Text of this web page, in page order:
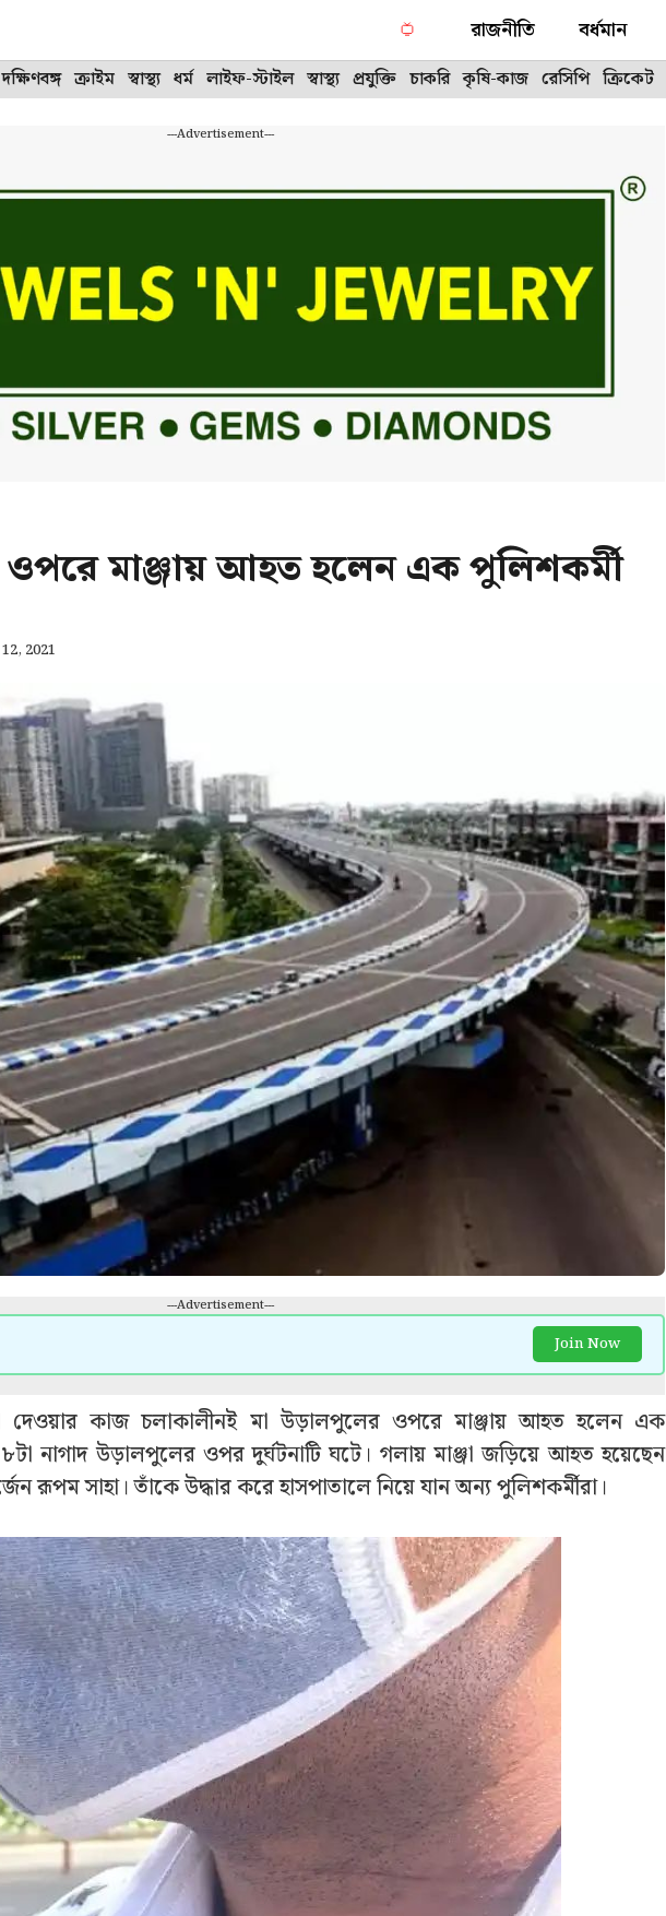
রাজনীতি বর্ধমান
দক্ষিণবঙ্গ ক্রাইম স্বাস্থ্য ধর্ম লাইফ-স্টাইল স্বাস্থ্য প্রযুক্তি চাকরি কৃষি-কাজ রেসিপি ক্রিকেট
---Advertisement---
মাঞ্জায় আহত হলেন এক পুলিশকর্মী
2021
---Advertisement---
Join Now
দেওয়ার কাজ চলাকালীনই মা উড়ালপুলের ওপরে মাঞ্জায় আহত হলেন এক
নাগাদ উড়ালপুলের ওপর দুর্ঘটনাটি ঘটে। গলায় মাঞ্জা জড়িয়ে আহত হয়েছেন
রূপম সাহা। তাঁকে উদ্ধার করে হাসপাতালে নিয়ে যান অন্য পুলিশকর্মীরা।